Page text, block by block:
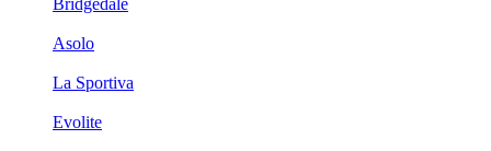
Bridgedale
Asolo
La Sportiva
Evolite